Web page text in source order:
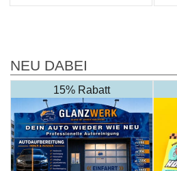
NEU DABEI
15% Rabatt